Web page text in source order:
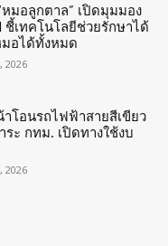
มอลูกตาล” เปิดมุมมอง
เทคโนโลยีช่วยรักษาได้
อได้ทั้งหมด
2026
าโอนรถไฟฟ้าสายสีเขียว
ะ กทม. เปิดทางใช้งบ
2026